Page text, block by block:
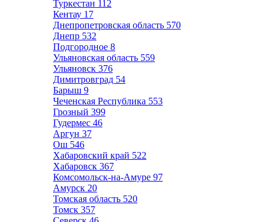
Туркестан 112
Кентау 17
Днепропетровская область 570
Днепр 532
Подгородное 8
Ульяновская область 559
Ульяновск 376
Димитровград 54
Барыш 9
Чеченская Республика 553
Грозный 399
Гудермес 46
Аргун 37
Ош 546
Хабаровский край 522
Хабаровск 367
Комсомольск-на-Амуре 97
Амурск 20
Томская область 520
Томск 357